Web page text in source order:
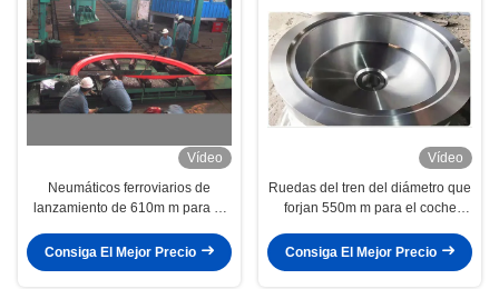
Vídeo
Neumáticos ferroviarios de
lanzamiento de 610m m para el
del carro
Consiga El Mejor Precio
Vídeo
Ruedas del tren del diámetro que
forjan 550m m para el coche
Consiga El Mejor Precio